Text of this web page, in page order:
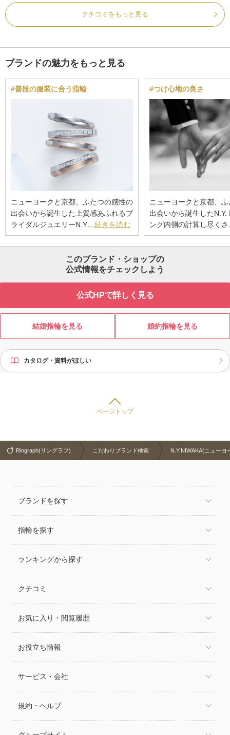
クチコミをもっと見る
ブランドの魅力をもっと見る
#普段の服装に合う指輪
ニューヨークと京都、ふたつの感性の
出会いから誕生した上質感あふれるブ
ライダルジュエリーN.Y… 続きを読む
#つけ心地の良さ
ニューヨークと京都、
出会いから誕生したN.Y.
ング内側の計算し尽く
このブランド・ショップの
公式情報をチェックしよう
公式HPで詳しく見る
結婚指輪を見る 婚約指輪を見る
カタログ・資料がほしい
ページトップ
Ringraph(リングラフ) こだわりブランド検索 N.Y.NIWAKA(ニューヨ
ブランドを探す
指輪を探す
ランキングから探す
クチコミ
お気に入り・閲覧履歴
お役立ち情報
サービス・会社
規約・ヘルプ